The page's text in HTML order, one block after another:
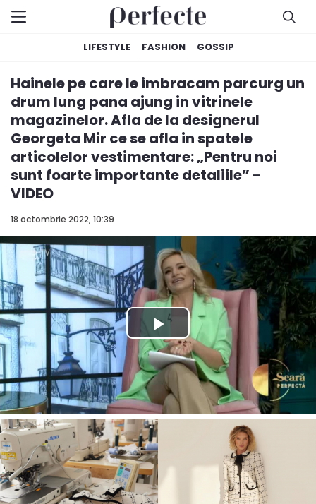
LIFESTYLE FASHION GOSSIP
18 octombrie 2022, 10:39
Hainele pe care le imbracam parcurg un
drum lung pana ajung in vitrinele
magazinelor. Afla de la designerul
Georgeta Mir ce se afla in spatele
articolelor vestimentare: „Pentru noi
sunt foarte importante detaliile” -
VIDEO